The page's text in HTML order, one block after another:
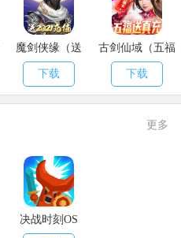
魔剑侠缘（送
2021充值）
下载
古剑仙域（五福
送真充）
下载
更多
决战时刻OS